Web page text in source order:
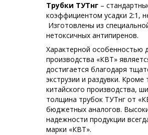
Трубки ТУТнг –
коэффициентом усадки 2:1,
Изготовлены из
нетоксичных антипиренов.
Характерной особенностью
производства «КВТ»
достигается благодаря
экструзии и раздувки.
китайского производства,
толщина трубок ТУТнг от
бюджетных аналогов.
надежности продукции
марки «КВТ».